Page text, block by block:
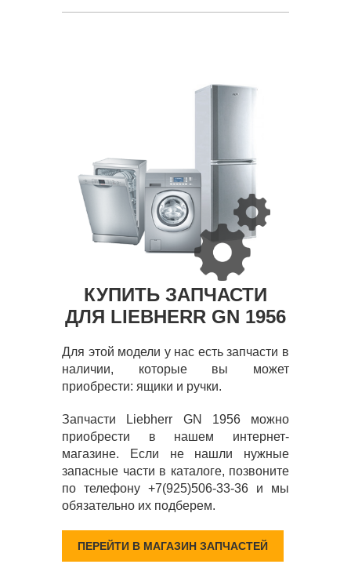
КУПИТЬ ЗАПЧАСТИ
ДЛЯ LIEBHERR GN 1956
Для этой модели у нас есть запчасти в
наличии, которые вы может
приобрести: ящики и ручки.
Запчасти Liebherr GN 1956 можно
приобрести в нашем интернет-
магазине. Если не нашли нужные
запасные части в каталоге, позвоните
по телефону +7(925)506-33-36 и мы
обязательно их подберем.
ПЕРЕЙТИ В МАГАЗИН ЗАПЧАСТЕЙ